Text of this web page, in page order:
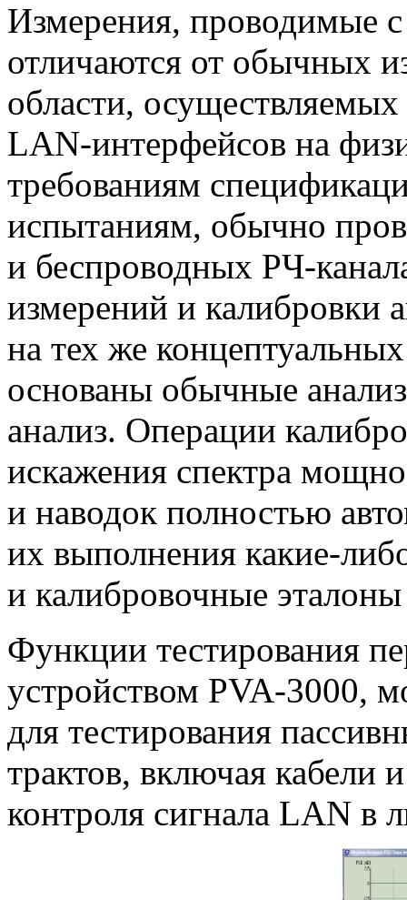
Измерения, проводимые
отличаются от обычных
области,
LAN-интерфейсов на
требованиям
испытаниям, обычно
и беспроводных РЧ-
измерений и калибровки
на тех же
основаны обычные
анализ. Операции
искажения спектра
и наводок полностью
их выполнения какие-
и калибровочные
Функции тестирования
устройством PVA-3000,
для тестирования
трактов, включая кабели
контроля сигнала LAN в